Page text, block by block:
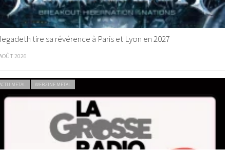
tire sa révérence à Paris et Lyon en 2027
2026
METAL WEBZINE METAL